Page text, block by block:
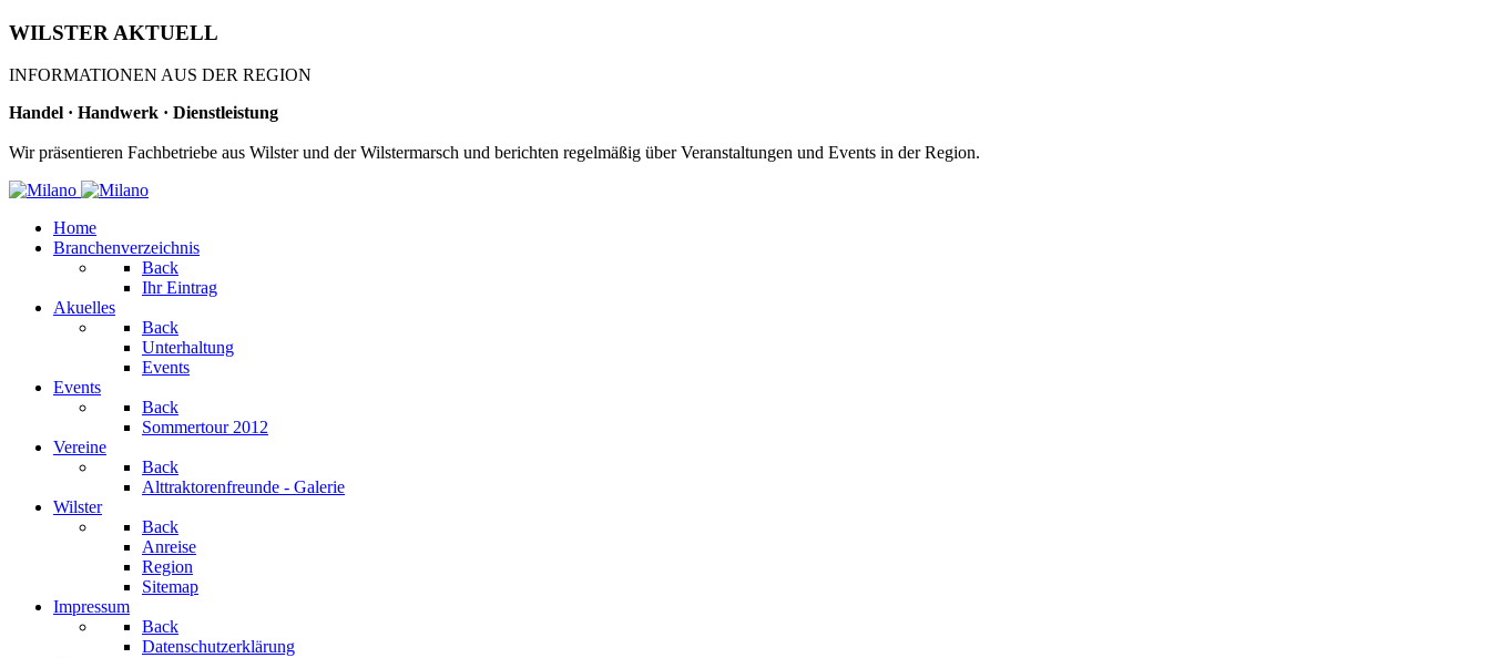
WILSTER AKTUELL
INFORMATIONEN AUS DER REGION
Handel · Handwerk · Dienstleistung
Wir präsentieren Fachbetriebe aus Wilster und der Wilstermarsch und berichten regelmäßig über Veranstaltungen und Events in der Region.
Home
Branchenverzeichnis
Back
Ihr Eintrag
Akuelles
Back
Unterhaltung
Events
Events
Back
Sommertour 2012
Vereine
Back
Alttraktorenfreunde - Galerie
Wilster
Back
Anreise
Region
Sitemap
Impressum
Back
Datenschutzerklärung